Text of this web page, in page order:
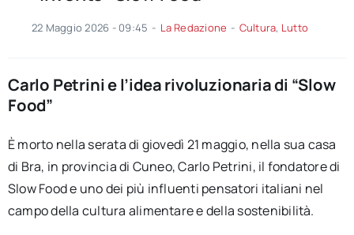
22 Maggio 2026 - 09:45 - La Redazione - Cultura, Lutto
Carlo Petrini e l’idea rivoluzionaria di “Slow
Food”
È morto nella serata di giovedì 21 maggio, nella sua casa
di Bra, in provincia di Cuneo, Carlo Petrini, il fondatore di
Slow Food e uno dei più influenti pensatori italiani nel
campo della cultura alimentare e della sostenibilità.